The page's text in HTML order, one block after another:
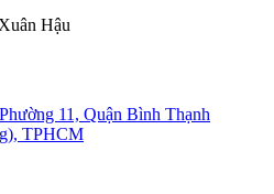
Hậu
11, Quận Bình Thạnh
TPHCM